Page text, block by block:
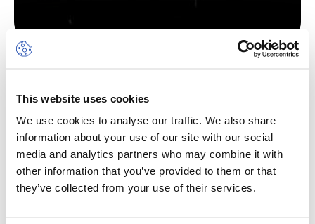
This website uses cookies
We use cookies to analyse our traffic. We also share
information about your use of our site with our social
media and analytics partners who may combine it with
other information that you’ve provided to them or that
they’ve collected from your use of their services.